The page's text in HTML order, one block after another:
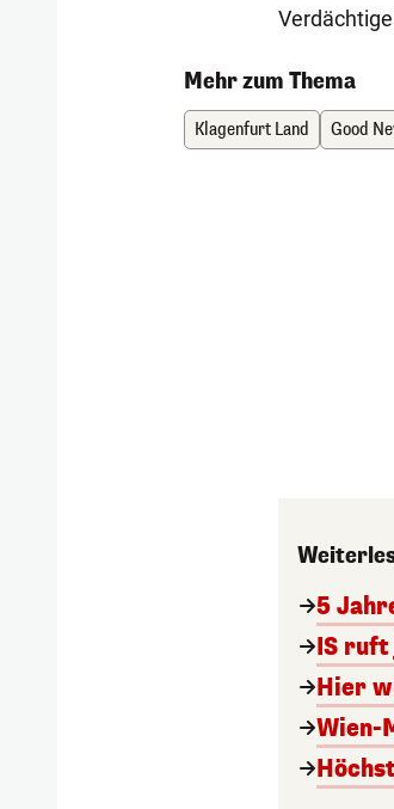
Mehr zum Thema
Klagenfurt Land Good
5
IS ruft
Hier
Wien-